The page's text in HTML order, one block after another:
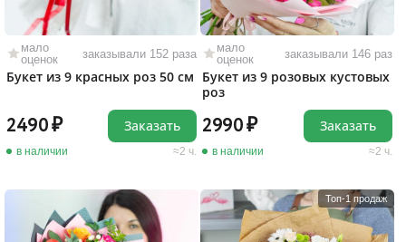
мало
оценок
заказывали 152 раза
Букет из 9 красных роз 50 см
2490
в наличии 2 ч.
Заказать
мало
оценок
заказывали 146 раз
Букет из 9 розовых кустовых
роз
2990
в наличии 2 ч.
Заказать
Топ-1 продаж